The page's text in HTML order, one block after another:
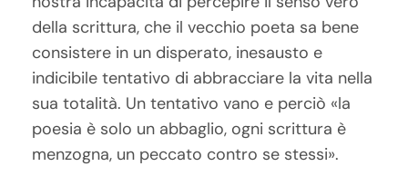
della scrittura, che il vecchio poeta sa bene
consistere in un disperato, inesausto e
indicibile tentativo di abbracciare la vita nella
sua totalità. Un tentativo vano e perciò «la
poesia è solo un abbaglio, ogni scrittura è
menzogna, un peccato contro se stessi».